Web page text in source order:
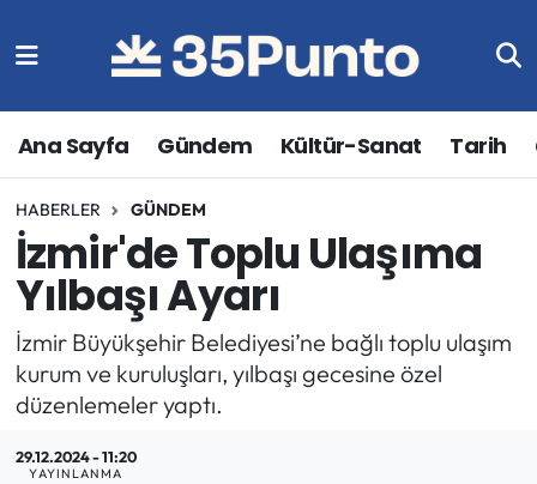
Ana Sayfa Gündem Kültür-Sanat Tarih
HABERLER GÜNDEM
İzmir'de Toplu Ulaşıma
Yılbaşı Ayarı
İzmir Büyükşehir Belediyesi’ne bağlı toplu ulaşım
kurum ve kuruluşları, yılbaşı gecesine özel
düzenlemeler yaptı.
29.12.2024 - 11:20
YAYINLANMA